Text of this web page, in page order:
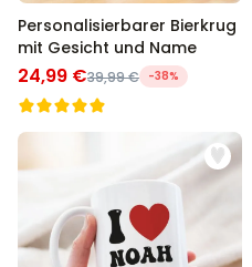
Personalisierbarer Bierkrug
mit Gesicht und Name
24,99 €39,99 € -38%